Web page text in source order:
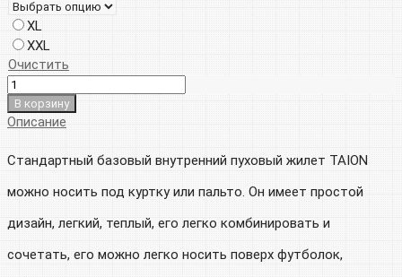
000р.
XL
XXL
Очистить
В корзину
Описание
Стандартный базовый внутренний пуховый жилет TAION
можно носить под куртку или пальто. Он имеет простой
дизайн, легкий, теплый, его легко комбинировать и
сочетать, его можно легко носить поверх футболок,